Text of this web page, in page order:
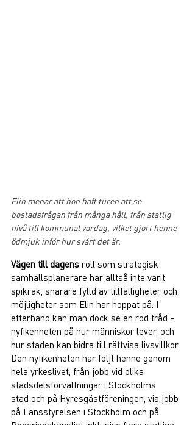
Elin menar att hon haft turen att se
bostadsfrågan från många håll, från statlig
nivå till kommunal vardag, vilket gjort henne
ödmjuk inför hur svårt det är.
Vägen till dagens roll som strategisk
samhällsplanerare har alltså inte varit
spikrak, snarare fylld av tillfälligheter och
möjligheter som Elin har hoppat på. I
efterhand kan man dock se en röd tråd –
nyfikenheten på hur människor lever, och
hur staden kan bidra till rättvisa livsvillkor.
Den nyfikenheten har följt henne genom
hela yrkeslivet, från jobb vid olika
stadsdelsförvaltningar i Stockholms
stad och på Hyresgästföreningen, via jobb
på Länsstyrelsen i Stockholm och på